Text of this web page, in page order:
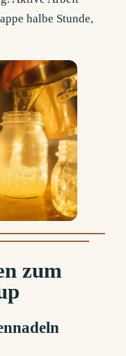
halbe Stunde,
zum